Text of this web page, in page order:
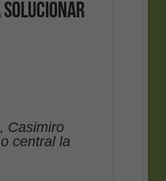
solucionar
Casimiro
central la